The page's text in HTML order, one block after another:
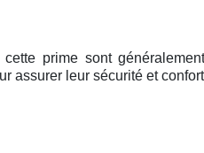
cette prime sont
assurer leur sécurité et